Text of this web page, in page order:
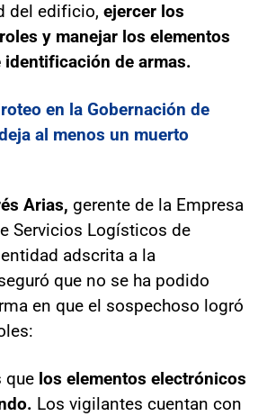
del edificio, ejercer los
y manejar los elementos
de armas.
en la Gobernación de
al menos un muerto
Arias, gerente de la Empresa
Servicios Logísticos de
adscrita a la
que no se ha podido
en que el sospechoso logró
que los elementos electrónicos
Los vigilantes cuentan con